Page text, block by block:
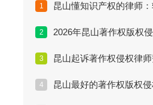
1
2
3
4